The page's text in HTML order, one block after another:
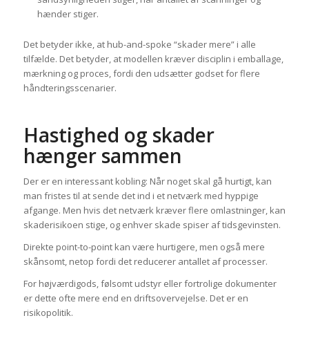
hænder stiger.
Det betyder ikke, at hub-and-spoke “skader mere” i alle
tilfælde. Det betyder, at modellen kræver disciplin i emballage,
mærkning og proces, fordi den udsætter godset for flere
håndteringsscenarier.
Hastighed og skader
hænger sammen
Der er en interessant kobling: Når noget skal gå hurtigt, kan
man fristes til at sende det ind i et netværk med hyppige
afgange. Men hvis det netværk kræver flere omlastninger, kan
skaderisikoen stige, og enhver skade spiser af tidsgevinsten.
Direkte point-to-point kan være hurtigere, men også mere
skånsomt, netop fordi det reducerer antallet af processer.
For højværdigods, følsomt udstyr eller fortrolige dokumenter
er dette ofte mere end en driftsovervejelse. Det er en
risikopolitik.